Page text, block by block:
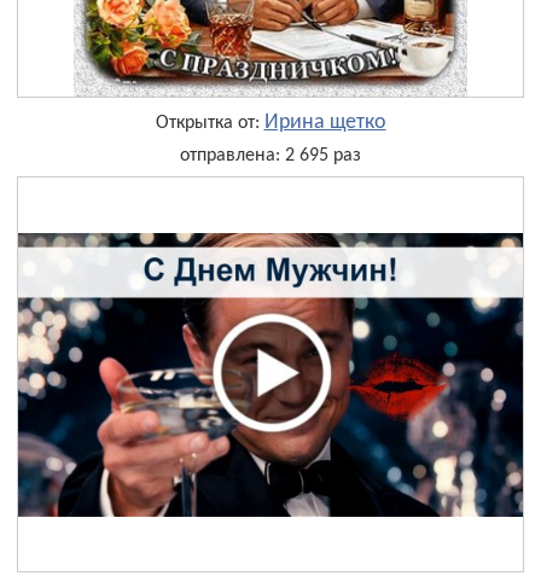
Открытка от: Ирина щетко
отправлена: 2 695 раз